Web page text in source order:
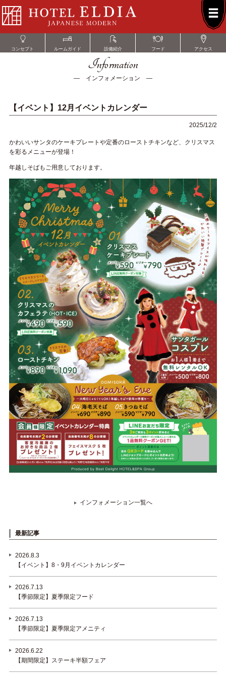
コンセプト ルームガイド 設備紹介 フード アクセス
Information
― インフォメーション ―
【イベント】12月イベントカレンダー
2025/12/2
かわいいサンタのケーキプレートや定番のローストチキンなど、クリスマス
を彩るメニューが登場！
年越しそばもご用意しております。
インフォメーション一覧へ
最新記事
2026.8.3
【イベント】8・9月イベントカレンダー
2026.7.13
【季節限定】夏季限定フード
2026.7.13
【季節限定】夏季限定アメニティ
2026.6.22
【期間限定】ステーキ半額フェア